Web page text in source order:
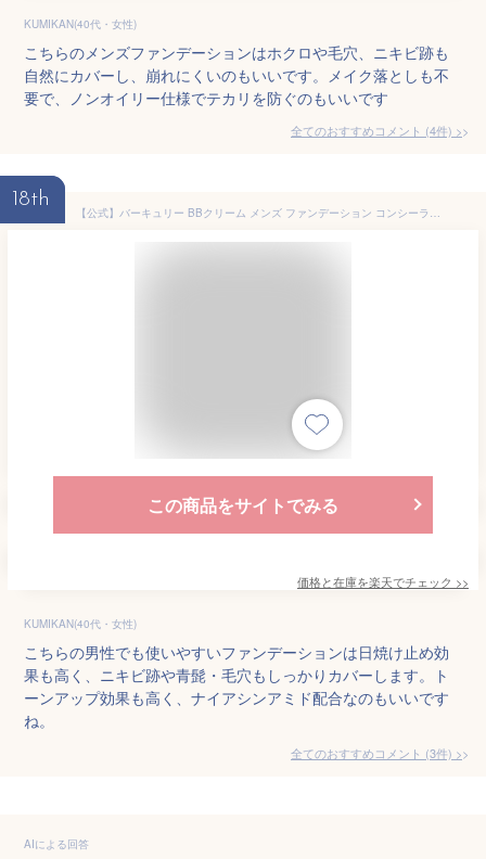
KUMIKAN(40代・女性)
こちらのメンズファンデーションはホクロや毛穴、ニキビ跡も
自然にカバーし、崩れにくいのもいいです。メイク落としも不
要で、ノンオイリー仕様でテカリを防ぐのもいいです
全てのおすすめコメント (4件) >
18th
【公式】バーキュリー BBクリーム メンズ ファンデーション コンシーラー ナイアシンアミド配合 SPF47 PA+++ 医薬部外品 [日焼け止め ニキビ跡 青髭 クマ 毛穴 ほうれい線 隠す ウォータープルーフ] 日本製 約1ヵ月分 30g
この商品をサイトでみる
価格と在庫を楽天でチェック >>
KUMIKAN(40代・女性)
こちらの男性でも使いやすいファンデーションは日焼け止め効
果も高く、ニキビ跡や青髭・毛穴もしっかりカバーします。ト
ーンアップ効果も高く、ナイアシンアミド配合なのもいいです
ね。
全てのおすすめコメント (3件) >
AIによる回答